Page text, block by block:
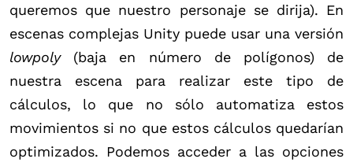
queremos que nuestro personaje se dirija). En
escenas complejas Unity puede usar una versión
lowpoly(baja en número de polígonos) de
nuestra escena para realizar este tipo de
cálculos, lo que no sólo automatiza estos
movimientos si no que estos cálculos quedarían
optimizados. Podemos acceder a las opciones